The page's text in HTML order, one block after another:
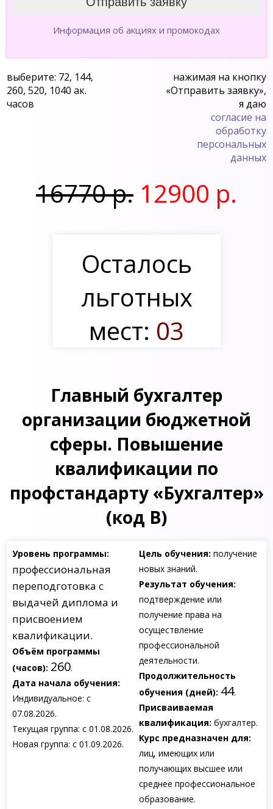
Информация об акциях и промокодах
выберите: 72, 144,
260, 520, 1040 ак.
часов
нажимая на кнопку
«Отправить заявку»,
я даю
согласие на
обработку
персональных
данных
16770 р. 12900 р.
Осталось
льготных
мест: 03
Главный бухгалтер
организации бюджетной
сферы. Повышение
квалификации по
профстандарту «Бухгалтер»
(код В)
Уровень программы:
профессиональная
переподготовка с
выдачей диплома и
присвоением
квалификации.
Объём программы
(часов): 260.
Дата начала обучения:
Индивидуальное: с
07.08.2026.
Текущая группа: с 01.08.2026.
Новая группа: с 01.09.2026.
Цель обучения: получение
новых знаний.
Результат обучения:
подтверждение или
получение права на
осуществление
профессиональной
деятельности.
Продолжительность
обучения (дней): 44.
Присваиваемая
квалификация: бухгалтер.
Курс предназначен для:
лиц, имеющих или
получающих высшее или
среднее профессиональное
образование.